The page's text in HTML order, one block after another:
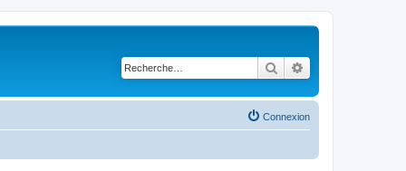
Rechercher
Connexion